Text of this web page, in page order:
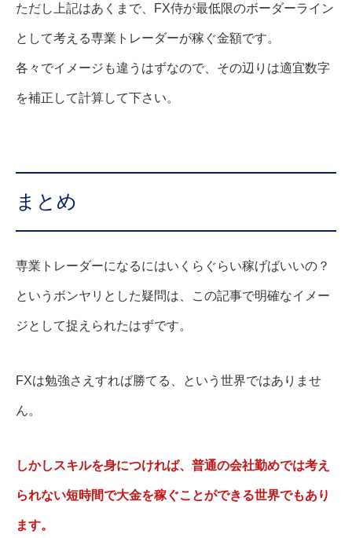
ただし上記はあくまで、FX侍が最低限のボーダーライン
として考える専業トレーダーが稼ぐ金額です。
各々でイメージも違うはずなので、その辺りは適宜数字
を補正して計算して下さい。
まとめ
専業トレーダーになるにはいくらぐらい稼げばいいの？
というボンヤリとした疑問は、この記事で明確なイメー
ジとして捉えられたはずです。
FXは勉強さえすれば勝てる、という世界ではありませ
ん。
しかしスキルを身につければ、普通の会社勤めでは考え
られない短時間で大金を稼ぐことができる世界でもあり
ます。